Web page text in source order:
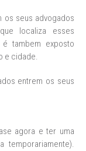
os seus advogados
localiza esses
tambem exposto
e cidade.
entrem os seus
agora e ter uma
temporariamente).